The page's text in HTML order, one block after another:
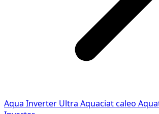
Aqua Inverter Ultra Aquaciat caleo